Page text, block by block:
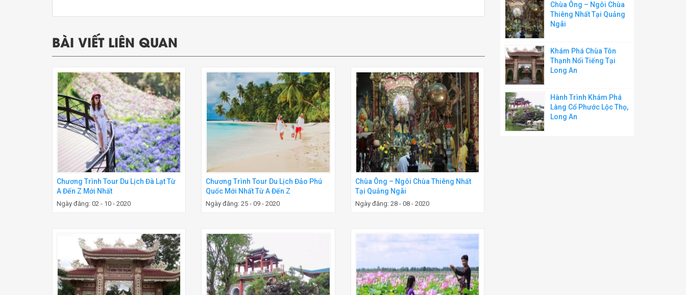
BÀI VIẾT LIÊN QUAN
Chương Trình Tour Du Lịch Đà Lạt Từ
A Đến Z Mới Nhất
Ngày đăng: 02 - 10 - 2020
Chương Trình Tour Du Lịch Đảo Phú
Quốc Mới Nhất Từ A Đến Z
Ngày đăng: 25 - 09 - 2020
Chùa Ông – Ngôi Chùa Thiêng Nhất
Tại Quảng Ngãi
Ngày đăng: 28 - 08 - 2020
Chùa Ông – Ngôi Chùa
Thiêng Nhất Tại Quảng
Ngãi
Khám Phá Chùa Tôn
Thạnh Nổi Tiếng Tại
Long An
Hành Trình Khám Phá
Làng Cổ Phước Lộc Thọ,
Long An